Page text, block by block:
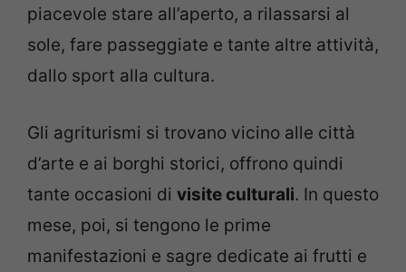
piacevole stare all’aperto, a rilassarsi al
sole, fare passeggiate e tante altre attività,
dallo sport alla cultura.
Gli agriturismi si trovano vicino alle città
d’arte e ai borghi storici, offrono quindi
tante occasioni di visite culturali. In questo
mese, poi, si tengono le prime
manifestazioni e sagre dedicate ai frutti e